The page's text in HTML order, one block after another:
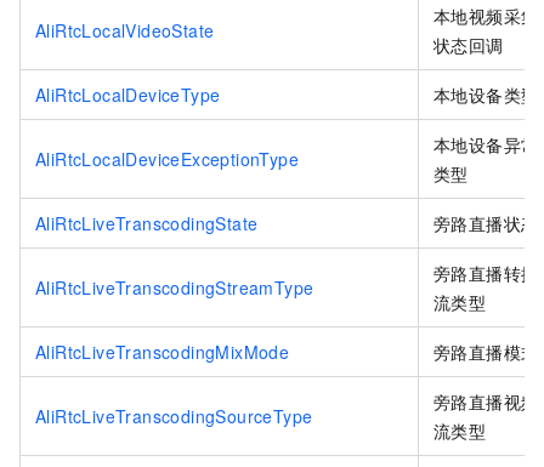
AliRtcLocalVideoState
本地视频采集
状态回调
AliRtcLocalDeviceType 本地设备类型
AliRtcLocalDeviceExceptionType
本地设备异常
类型
AliRtcLiveTranscodingState 旁路直播状态
AliRtcLiveTranscodingStreamType
旁路直播转推
流类型
AliRtcLiveTranscodingMixMode 旁路直播模式
AliRtcLiveTranscodingSourceType
旁路直播视频
流类型